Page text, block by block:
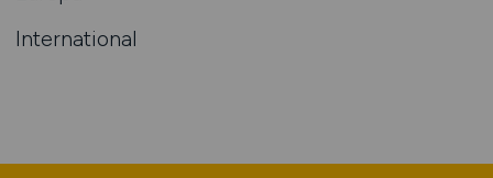
International